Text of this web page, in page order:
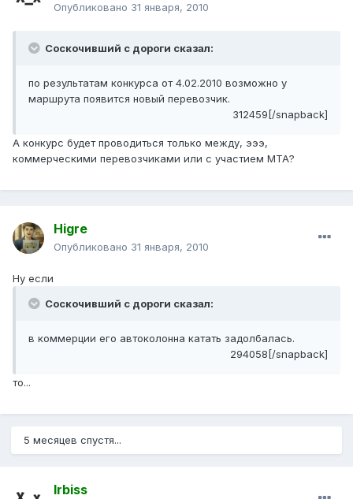
Опубликовано 31 января, 2010
Соскочивший с дороги сказал:
по результатам конкурса от 4.02.2010 возможно у
маршрута появится новый перевозчик.
312459[/snapback]
А конкурс будет проводиться только между, эээ,
коммерческими перевозчиками или с участием МТА?
Higre
Опубликовано 31 января, 2010
Ну если
Соскочивший с дороги сказал:
в коммерции его автоколонна катать задолбалась.
294058[/snapback]
то...
5 месяцев спустя...
Irbiss